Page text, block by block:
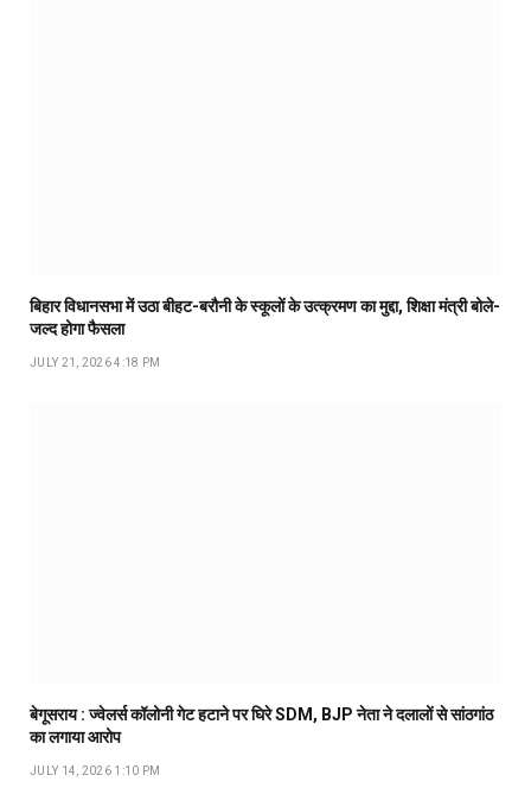
बिहार विधानसभा में उठा बीहट-बरौनी के स्कूलों के उत्क्रमण का मुद्दा, शिक्षा मंत्री बोले-
जल्द होगा फैसला
JULY 21, 2026 4:18 PM
बेगूसराय : ज्वेलर्स कॉलोनी गेट हटाने पर घिरे SDM, BJP नेता ने दलालों से सांठगांठ
का लगाया आरोप
JULY 14, 2026 1:10 PM